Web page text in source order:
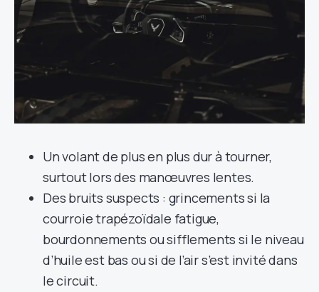
Un volant de plus en plus dur à tourner,
surtout lors des manœuvres lentes.
Des bruits suspects : grincements si la
courroie trapézoïdale fatigue,
bourdonnements ou sifflements si le niveau
d’huile est bas ou si de l’air s’est invité dans
le circuit.